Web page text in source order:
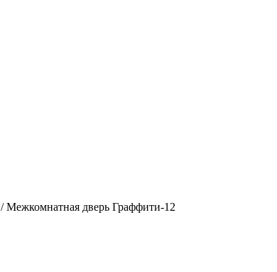
/ Межкомнатная дверь Граффити-12